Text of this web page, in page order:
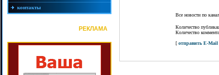
контакты
РЕКЛАМА
Все новости по
Количество
Количество
[ отправить E-Mail